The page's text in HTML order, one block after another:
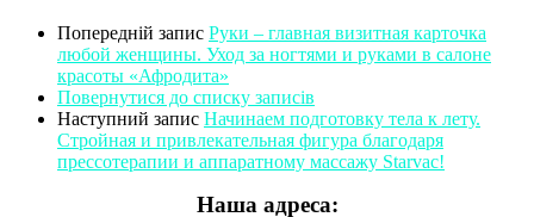
Попередній запис Руки – главная визитная карточка
любой женщины. Уход за ногтями и руками в салоне
красоты «Афродита»
Повернутися до списку записів
Наступний запис Начинаем подготовку тела к лету.
Стройная и привлекательная фигура благодаря
прессотерапии и аппаратному массажу Starvac!
Наша адреса: